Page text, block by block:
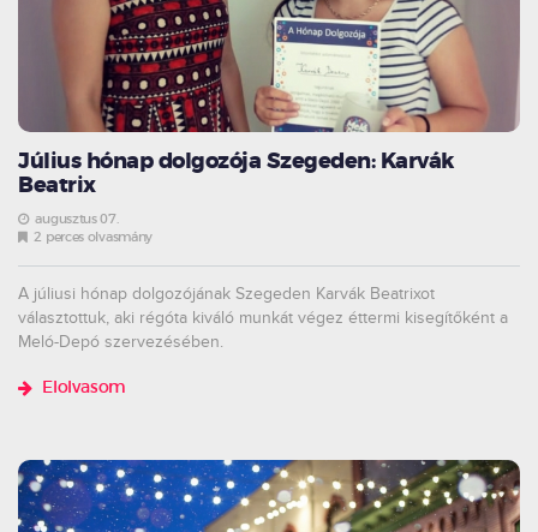
Július hónap dolgozója Szegeden: Karvák
Beatrix
augusztus 07.
2 perces olvasmány
A júliusi hónap dolgozójának Szegeden Karvák Beatrixot
választottuk, aki régóta kiváló munkát végez éttermi kisegítőként a
Meló-Depó szervezésében.
Elolvasom